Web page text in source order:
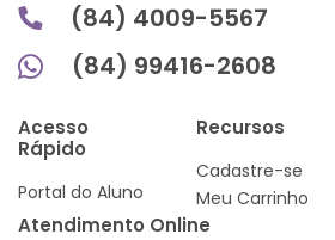
(84) 4009-5567
(84) 99416-2608
Acesso
Rápido
Portal do Aluno
Recursos
Cadastre-se
Meu Carrinho
Atendimento Online